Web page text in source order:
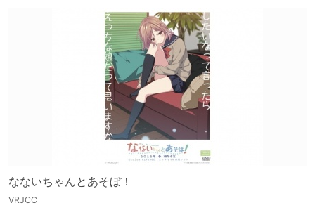
なないちゃんとあそぼ！
VRJCC